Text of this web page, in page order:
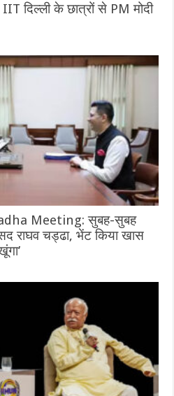
IIT दिल्ली के छात्रों से PM मोदी
Meeting: सुबह-सुबह
राघव चड्ढा, भेंट किया खास